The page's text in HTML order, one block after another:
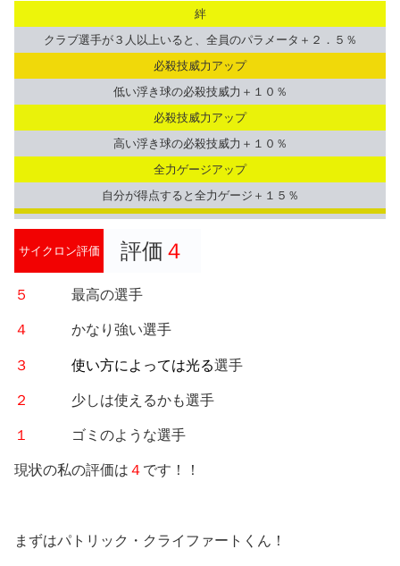
絆
クラブ選手が３人以上いると、全員のパラメータ＋２．５％
必殺技威力アップ
低い浮き球の必殺技威力＋１０％
必殺技威力アップ
高い浮き球の必殺技威力＋１０％
全力ゲージアップ
自分が得点すると全力ゲージ＋１５％
サイクロン評価 評価 ４
５ 最高の選手
４ かなり強い選手
３ 使い方によっては光る選手
２ 少しは使えるかも選手
１ ゴミのような選手
現状の私の評価は ４ です！！
まずはパトリック・クライファートくん！